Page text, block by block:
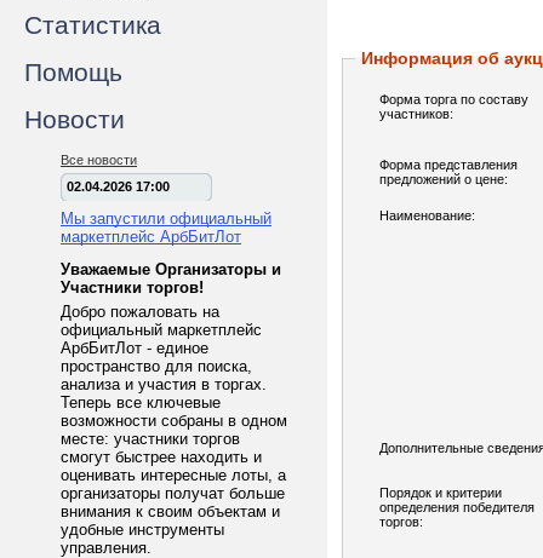
Статистика
Помощь
Новости
Все новости
02.04.2026 17:00
Мы запустили официальный
маркетплейс АрбБитЛот
Уважаемые Организаторы и
Участники торгов!
Добро пожаловать на
официальный маркетплейс
АрбБитЛот - единое
пространство для поиска,
анализа и участия в торгах.
Теперь все ключевые
возможности собраны в одном
месте: участники торгов
смогут быстрее находить и
оценивать интересные лоты, а
организаторы получат больше
внимания к своим объектам и
удобные инструменты
управления.
Информация об
Форма торга по составу
участников:
Форма представления
предложений о цене:
Наименование:
Дополнительные
Порядок и критерии
определения победителя
торгов: